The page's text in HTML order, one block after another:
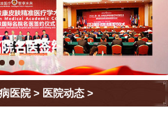
医院> 医院动态 >